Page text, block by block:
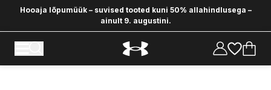
Hooaja lõpumüük – suvised tooted kuni 50% allahindlusega –
ainult 9. augustini.